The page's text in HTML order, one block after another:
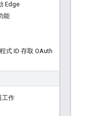
Edge
能
式 ID 存取 OAuth
工作